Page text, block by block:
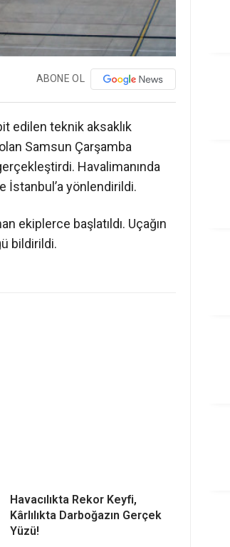
ABONE OL
edilen teknik aksaklık
Samsun Çarşamba
Havalimanında
İstanbul’a yönlendirildi.
ekiplerce başlatıldı. Uçağın
bildirildi.
Havacılıkta Rekor Keyfi,
Kârlılıkta Darboğazın Gerçek
Yüzü!